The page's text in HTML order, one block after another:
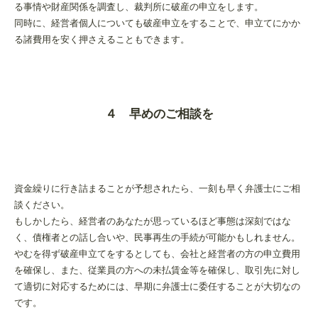
る事情や財産関係を調査し、裁判所に破産の申立をします。
同時に、経営者個人についても破産申立をすることで、申立てにかか
る諸費用を安く押さえることもできます。
４ 早めのご相談を
資金繰りに行き詰まることが予想されたら、一刻も早く弁護士にご相
談ください。
もしかしたら、経営者のあなたが思っているほど事態は深刻ではな
く、債権者との話し合いや、民事再生の手続が可能かもしれません。
やむを得ず破産申立てをするとしても、会社と経営者の方の申立費用
を確保し、また、従業員の方への未払賃金等を確保し、取引先に対し
て適切に対応するためには、早期に弁護士に委任することが大切なの
です。